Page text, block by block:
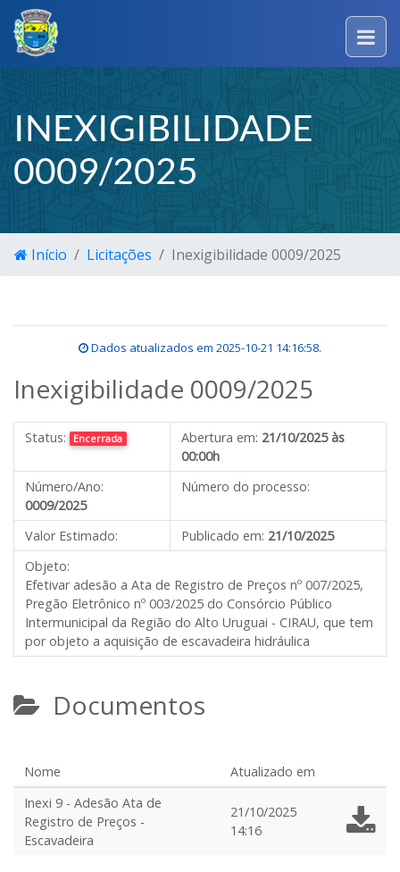
INEXIGIBILIDADE
0009/2025
Início Licitações Inexigibilidade 0009/2025
Dados atualizados em 2025-10-21 14:16:58.
Inexigibilidade 0009/2025
Status: Encerrada Abertura em: 21/10/2025 às
00:00h
Número/Ano:
0009/2025
Número do processo:
Valor Estimado: Publicado em: 21/10/2025
Objeto:
Efetivar adesão a Ata de Registro de Preços nº 007/2025,
Pregão Eletrônico nº 003/2025 do Consórcio Público
Intermunicipal da Região do Alto Uruguai - CIRAU, que tem
por objeto a aquisição de escavadeira hidráulica
Documentos
Nome
Atualizado em
Inexi 9 - Adesão Ata de
Registro de Preços -
Escavadeira
21/10/2025
14:16